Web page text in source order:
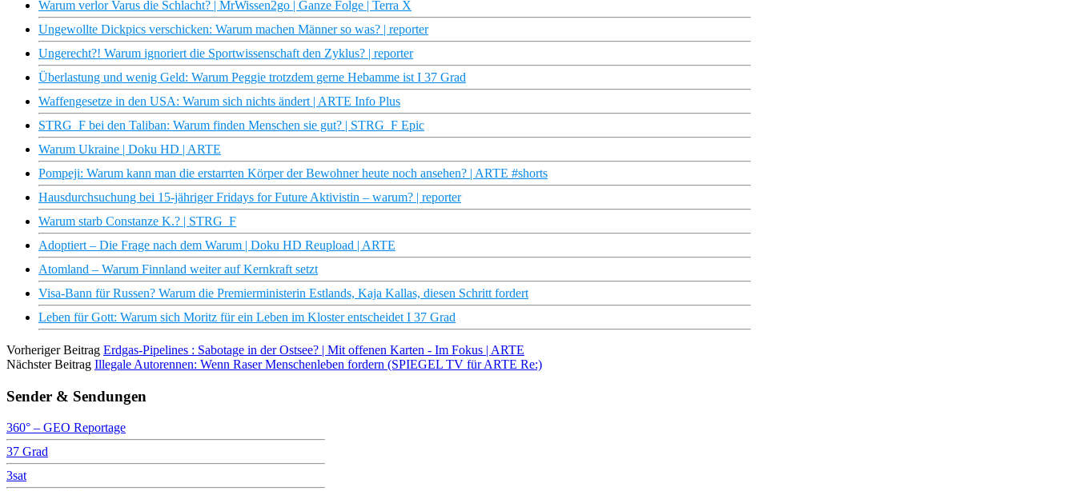
Warum verlor Varus die Schlacht? | MrWissen2go | Ganze Folge | Terra X
Ungewollte Dickpics verschicken: Warum machen Männer so was? | reporter
Ungerecht?! Warum ignoriert die Sportwissenschaft den Zyklus? | reporter
Überlastung und wenig Geld: Warum Peggie trotzdem gerne Hebamme ist I 37 Grad
Waffengesetze in den USA: Warum sich nichts ändert | ARTE Info Plus
STRG_F bei den Taliban: Warum finden Menschen sie gut? | STRG_F Epic
Warum Ukraine | Doku HD | ARTE
Pompeji: Warum kann man die erstarrten Körper der Bewohner heute noch ansehen? | ARTE #shorts
Hausdurchsuchung bei 15-jähriger Fridays for Future Aktivistin – warum? | reporter
Warum starb Constanze K.? | STRG_F
Adoptiert – Die Frage nach dem Warum | Doku HD Reupload | ARTE
Atomland – Warum Finnland weiter auf Kernkraft setzt
Visa-Bann für Russen? Warum die Premierministerin Estlands, Kaja Kallas, diesen Schritt fordert
Leben für Gott: Warum sich Moritz für ein Leben im Kloster entscheidet I 37 Grad
Vorheriger Beitrag Erdgas-Pipelines : Sabotage in der Ostsee? | Mit offenen Karten - Im Fokus | ARTE
Nächster Beitrag Illegale Autorennen: Wenn Raser Menschenleben fordern (SPIEGEL TV für ARTE Re:)
Sender & Sendungen
360° – GEO Reportage
37 Grad
3sat